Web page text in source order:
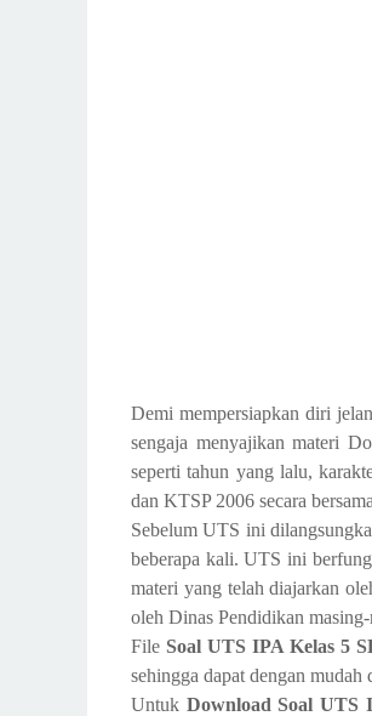
Demi mempersiapkan diri
sengaja menyajikan materi
seperti tahun yang lalu,
dan KTSP 2006 secara
Sebelum UTS ini
beberapa kali. UTS ini
materi yang telah diajarkan
oleh Dinas Pendidikan
File Soal UTS IPA Kelas 5
sehingga dapat dengan
Untuk Download Soal UTS